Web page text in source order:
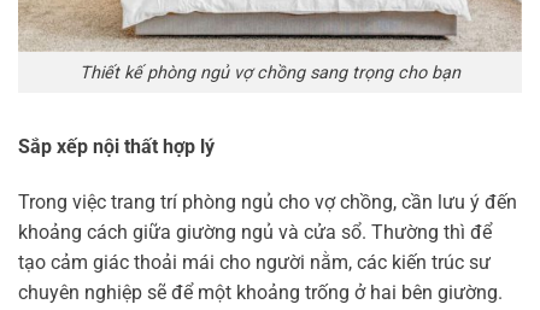
Thiết kế phòng ngủ vợ chồng sang trọng cho bạn
Sắp xếp nội thất hợp lý
Trong việc trang trí phòng ngủ cho vợ chồng, cần lưu ý đến
khoảng cách giữa giường ngủ và cửa sổ. Thường thì để
tạo cảm giác thoải mái cho người nằm, các kiến trúc sư
chuyên nghiệp sẽ để một khoảng trống ở hai bên giường.